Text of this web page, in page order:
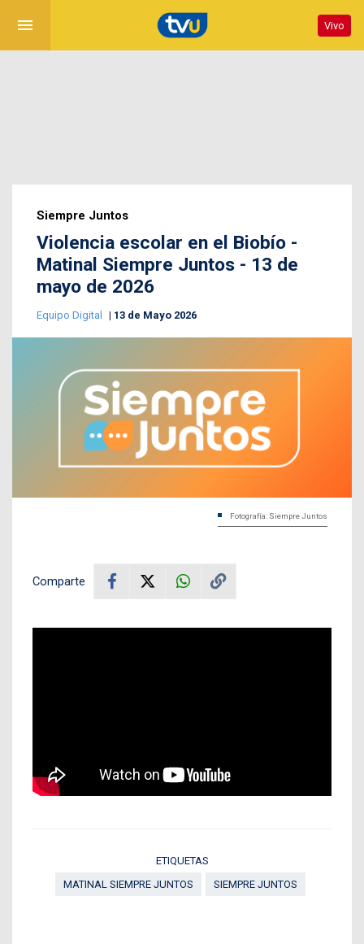
menu Vivo
Siempre Juntos
Violencia escolar en el Biobío -
Matinal Siempre Juntos - 13 de
mayo de 2026
Equipo Digital 13 de Mayo 2026
Fotografía: Siempre Juntos
Comparte
ETIQUETAS
MATINAL SIEMPRE JUNTOS
SIEMPRE JUNTOS